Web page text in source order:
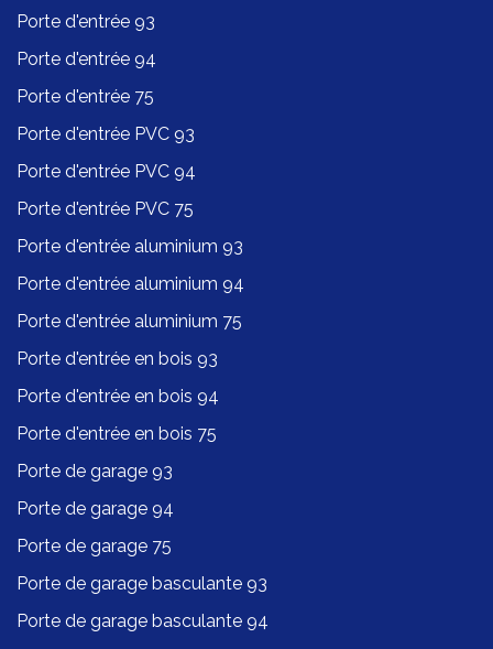
Porte d'entrée 93
Porte d'entrée 94
Porte d'entrée 75
Porte d'entrée PVC 93
Porte d'entrée PVC 94
Porte d'entrée PVC 75
Porte d'entrée aluminium 93
Porte d'entrée aluminium 94
Porte d'entrée aluminium 75
Porte d'entrée en bois 93
Porte d'entrée en bois 94
Porte d'entrée en bois 75
Porte de garage 93
Porte de garage 94
Porte de garage 75
Porte de garage basculante 93
Porte de garage basculante 94